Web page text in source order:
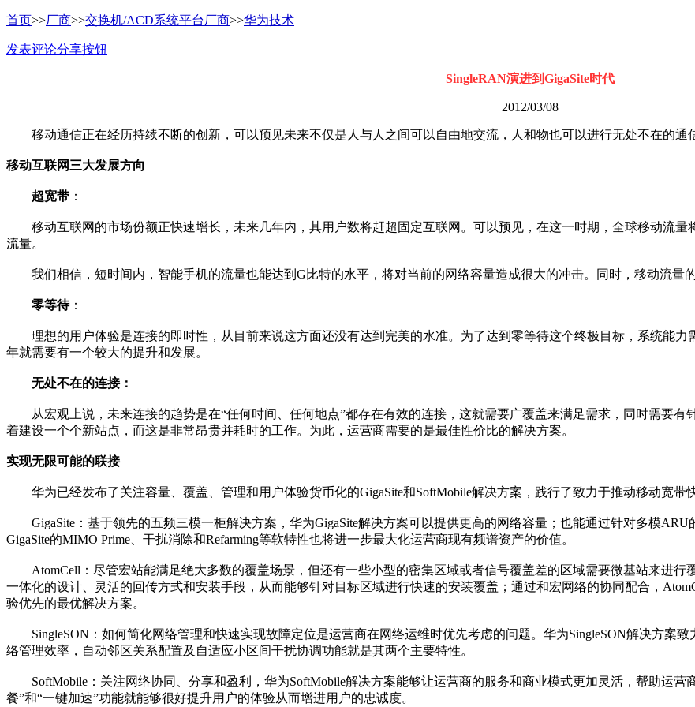
首页>>厂商>>交换机/ACD系统平台厂商>>华为技术
发表评论分享按钮
SingleRAN演进到GigaSite时代
2012/03/08
移动通信正在经历持续不断的创新，可以预见未来不仅是人与人之间可以自由地交流，人和物也可以进行无处不在的通
移动互联网三大发展方向
超宽带 ：
移动互联网的市场份额正快速增长，未来几年内，其用户数将赶超固定互联网。可以预见，在这一时期，全球移动流量
流量。
我们相信，短时间内，智能手机的流量也能达到G比特的水平，将对当前的网络容量造成很大的冲击。同时，移动流量
零等待：
理想的用户体验是连接的即时性，从目前来说这方面还没有达到完美的水准。为了达到零等待这个终极目标，系统能力
年就需要有一个较大的提升和发展。
无处不在的连接：
从宏观上说，未来连接的趋势是在“任何时间、任何地点”都存在有效的连接，这就需要广覆盖来满足需求，同时需要有
着建设一个个新站点，而这是非常昂贵并耗时的工作。为此，运营商需要的是最佳性价比的解决方案。
实现无限可能的联接
华为已经发布了关注容量、覆盖、管理和用户体验货币化的GigaSite和SoftMobile解决方案，践行了致力于推动移动宽带
GigaSite：基于领先的五频三模一柜解决方案，华为GigaSite解决方案可以提供更高的网络容量；也能通过针对多模ARU
GigaSite的MIMO Prime、干扰消除和Refarming等软特性也将进一步最大化运营商现有频谱资产的价值。
AtomCell：尽管宏站能满足绝大多数的覆盖场景，但还有一些小型的密集区域或者信号覆盖差的区域需要微基站来进行
一体化的设计、灵活的回传方式和安装手段，从而能够针对目标区域进行快速的安装覆盖；通过和宏网络的协同配合，
验优先的最优解决方案。
SingleSON：如何简化网络管理和快速实现故障定位是运营商在网络运维时优先考虑的问题。华为SingleSON解决方案
络管理效率，自动邻区关系配置及自适应小区间干扰协调功能就是其两个主要特性。
SoftMobile：关注网络协同、分享和盈利，华为SoftMobile解决方案能够让运营商的服务和商业模式更加灵活，帮助运营
餐”和“一键加速”功能就能够很好提升用户的体验从而增进用户的忠诚度。